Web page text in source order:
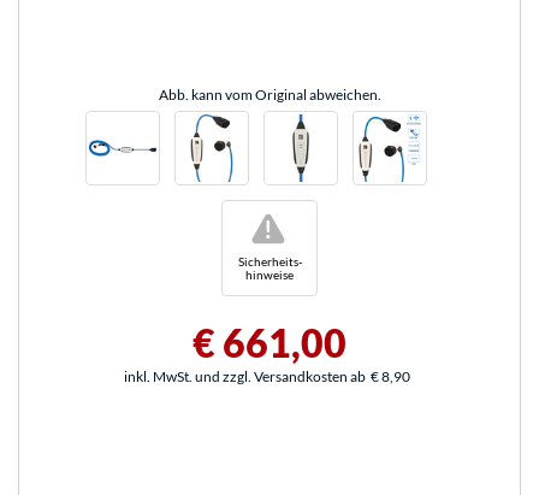
Abb. kann vom Original abweichen.
Sicherheits-
hinweise
!
€ 661,00
inkl. MwSt. und zzgl. Versandkosten ab € 8,90